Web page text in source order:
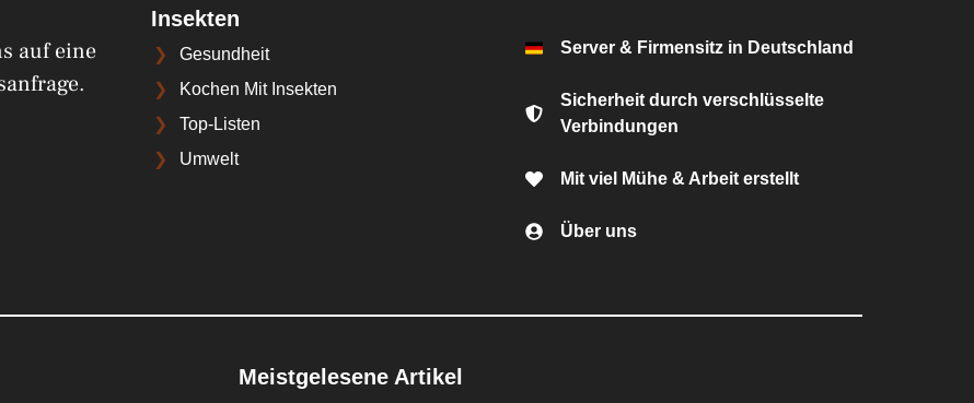
auf eine
Insekten
Gesundheit
Kochen Mit Insekten
Top-Listen
Umwelt
Server & Firmensitz in Deutschland
Sicherheit durch verschlüsselte
Verbindungen
Mit viel Mühe & Arbeit erstellt
Über uns
Meistgelesene Artikel